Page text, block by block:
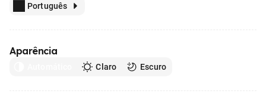
Português
Aparência
Claro Escuro